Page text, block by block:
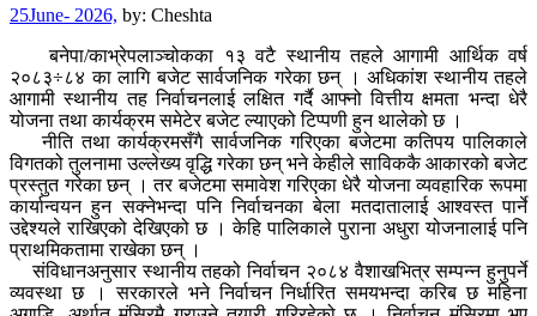
25June- 2026, by: Cheshta
बनेपा/काभ्रेपलाञ्चोकका १३ वटै स्थानीय तहले आगामी आर्थिक वर्ष
२०८३÷८४ का लागि बजेट सार्वजनिक गरेका छन् । अधिकांश स्थानीय तहले
आगामी स्थानीय तह निर्वाचनलाई लक्षित गर्दै आफ्नो वित्तीय क्षमता भन्दा धेरै
योजना तथा कार्यक्रम समेटेर बजेट ल्याएको टिप्पणी हुन थालेको छ ।
नीति तथा कार्यक्रमसँगै सार्वजनिक गरिएका बजेटमा कतिपय पालिकाले
विगतको तुलनामा उल्लेख्य वृद्धि गरेका छन् भने केहीले साविककै आकारको बजेट
प्रस्तुत गरेका छन् । तर बजेटमा समावेश गरिएका धेरै योजना व्यवहारिक रूपमा
कार्यान्वयन हुन सक्नेभन्दा पनि निर्वाचनका बेला मतदातालाई आश्वस्त पार्ने
उद्देश्यले राखिएको देखिएको छ । केहि पालिकाले पुराना अधुरा योजनालाई पनि
प्राथमिकतामा राखेका छन् ।
संविधानअनुसार स्थानीय तहको निर्वाचन २०८४ वैशाखभित्र सम्पन्न हुनुपर्ने
व्यवस्था छ । सरकारले भने निर्वाचन निर्धारित समयभन्दा करिब छ महिना